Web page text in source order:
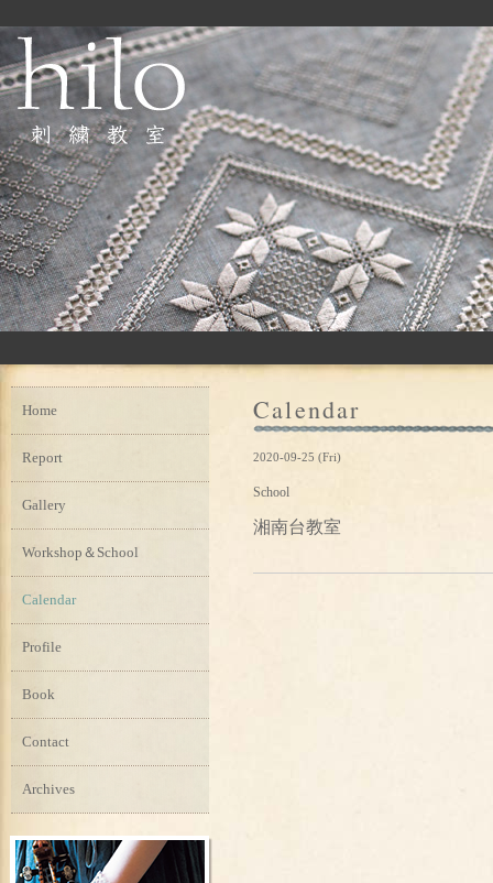
Calendar
2020-09-25 (Fri)
School
湘南台教室
Home
Report
Gallery
Workshop＆School
Calendar
Profile
Book
Contact
Archives